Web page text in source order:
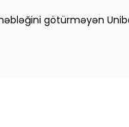
götürməyən